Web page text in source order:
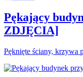
Pękający
ZDJĘCIA]
Pęknięte ściany, krzywa